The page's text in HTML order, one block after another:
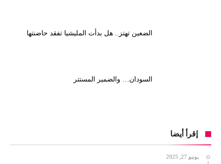
الضعين تهتز.. هل بدأت المليشيا تفقد حاضنتها
السودان… والضمير المستتر
إقرأ أيضا
يونيو 27, 2025